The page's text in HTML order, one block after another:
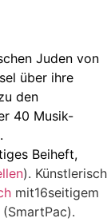
Juden von
über ihre
den
40 Musik-
Beiheft,
). Künstlerisch
mit16seitigem